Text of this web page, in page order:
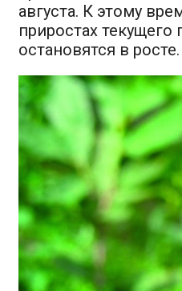
августа. К этому
приростах текущего
остановятся в росте.